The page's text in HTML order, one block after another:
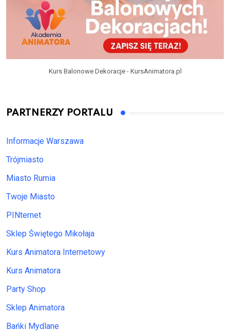
Kurs Balonowe Dekoracje - KursAnimatora.pl
PARTNERZY PORTALU
Informacje Warszawa
Trójmiasto
Miasto Rumia
Twoje Miasto
PINternet
Sklep Świętego Mikołaja
Kurs Animatora Internetowy
Kurs Animatora
Party Shop
Sklep Animatora
Bańki Mydlane